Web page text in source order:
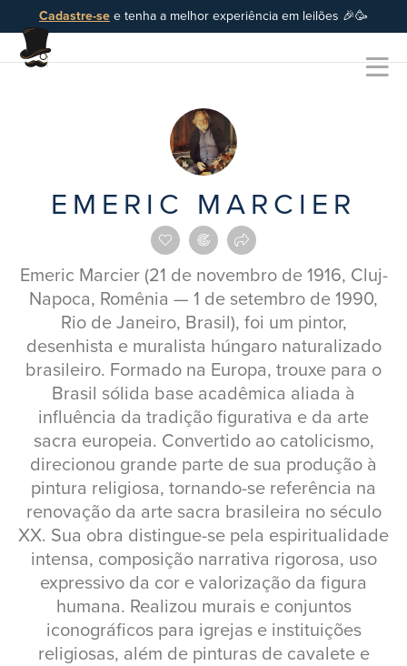
Cadastre-se e tenha a melhor experiência em leilões 🎉🥳
EMERIC MARCIER
Emeric Marcier (21 de novembro de 1916, Cluj-
Napoca, Romênia — 1 de setembro de 1990,
Rio de Janeiro, Brasil), foi um pintor,
desenhista e muralista húngaro naturalizado
brasileiro. Formado na Europa, trouxe para o
Brasil sólida base acadêmica aliada à
influência da tradição figurativa e da arte
sacra europeia. Convertido ao catolicismo,
direcionou grande parte de sua produção à
pintura religiosa, tornando-se referência na
renovação da arte sacra brasileira no século
XX. Sua obra distingue-se pela espiritualidade
intensa, composição narrativa rigorosa, uso
expressivo da cor e valorização da figura
humana. Realizou murais e conjuntos
iconográficos para igrejas e instituições
religiosas, além de pinturas de cavalete e